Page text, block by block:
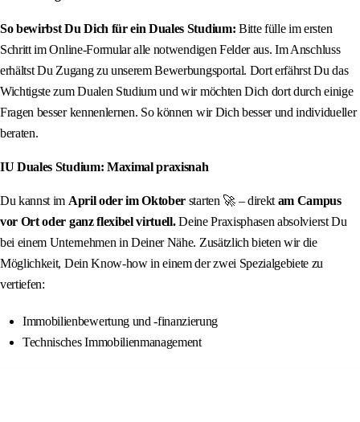
So bewirbst Du Dich für ein Duales Studium: Bitte fülle im ersten
Schritt im Online-Formular alle notwendigen Felder aus. Im Anschluss
erhältst Du Zugang zu unserem Bewerbungsportal. Dort erfährst Du das
Wichtigste zum Dualen Studium und wir möchten Dich dort durch einige
Fragen besser kennenlernen. So können wir Dich besser und individueller
beraten.
IU Duales Studium: Maximal praxisnah
Du kannst im April oder im Oktober starten 🚀 – direkt am Campus
vor Ort oder ganz flexibel virtuell.Deine Praxisphasen absolvierst Du
bei einem Unternehmen in Deiner Nähe. Zusätzlich bieten wir die
Möglichkeit, Dein Know-how in einem der zwei Spezialgebiete zu
vertiefen:
Immobilienbewertung und -finanzierung
Technisches Immobilienmanagement